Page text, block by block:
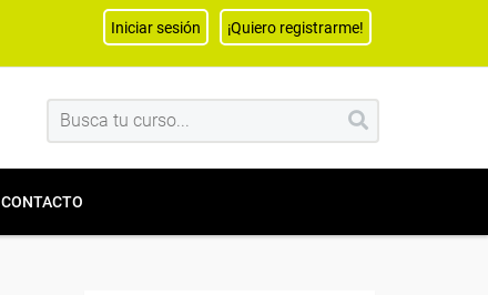
Iniciar sesión ¡Quiero registrarme!
CONTACTO